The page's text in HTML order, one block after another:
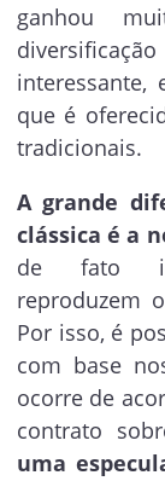
ganhou
interessante,
que é
tradicionais.
A grande
clássica é a
de fato
reproduzem
Por isso, é
com base
ocorre de
contrato
uma